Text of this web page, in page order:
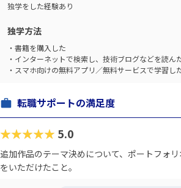
独学をした経験あり
独学方法
・書籍を購入した
・インターネットで検索し、技術ブログなどを読ん
・スマホ向けの無料アプリ／無料サービスで学習し
転職サポートの満足度
★★★★★ 5.0
追加作品のテーマ決めについて、ポートフォ
をいただけたこと。